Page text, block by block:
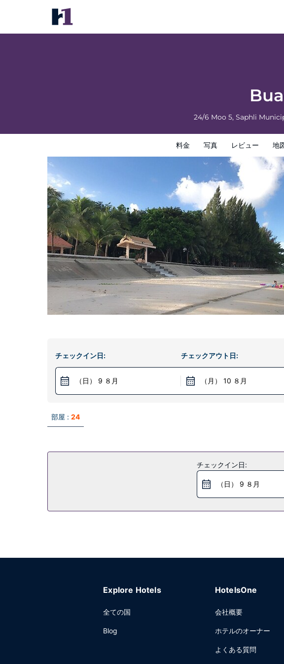
24/6 Moo 5, Saphli
料金 写真 レビュー 地
Buadara Resort
料金 写真
チェックイン日:
（日） 9 ８月
チェックアウト日:
（月） 10 ８月
部屋 : 24
チェックイン日:
（日） 9 ８月
Explore Hotels
全ての国
Blog
HotelsOne
会社概要
ホテルのオーナー
よくある質問